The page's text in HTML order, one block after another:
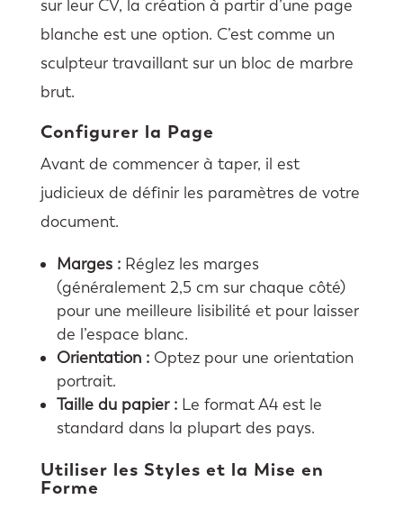
sur leur CV, la création à partir d’une page
blanche est une option. C’est comme un
sculpteur travaillant sur un bloc de marbre
brut.
Configurer la Page
Avant de commencer à taper, il est
judicieux de définir les paramètres de votre
document.
Marges :Réglez les marges
(généralement 2,5 cm sur chaque côté)
pour une meilleure lisibilité et pour laisser
de l’espace blanc.
Orientation :Optez pour une orientation
portrait.
Taille du papier :Le format A4 est le
standard dans la plupart des pays.
Utiliser les Styles et la Mise en
Forme